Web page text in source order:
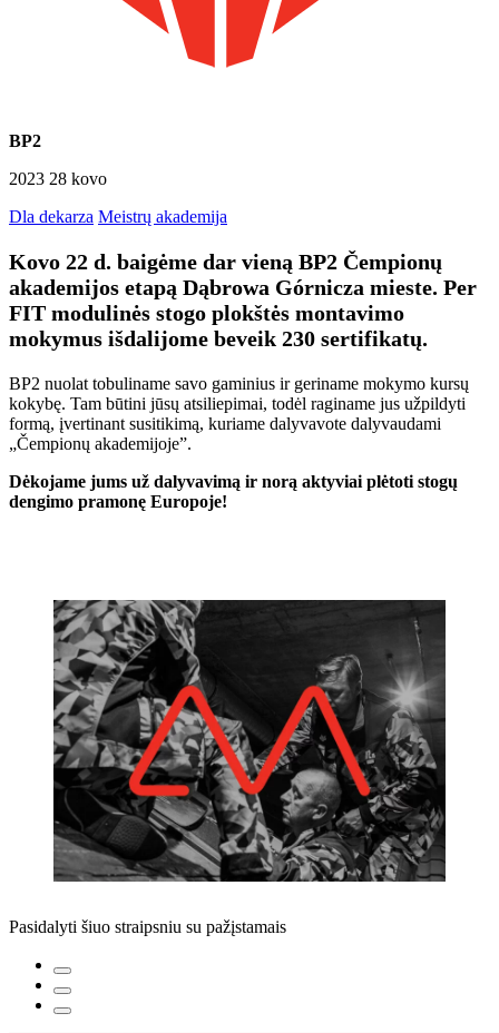
BP2
2023 28 kovo
Dla dekarza Meistrų akademija
Kovo 22 d. baigėme dar vieną BP2 Čempionų
akademijos etapą Dąbrowa Górnicza mieste. Per
FIT modulinės stogo plokštės montavimo
mokymus išdalijome beveik 230 sertifikatų.
BP2 nuolat tobuliname savo gaminius ir geriname mokymo kursų
kokybę. Tam būtini jūsų atsiliepimai, todėl raginame jus užpildyti
formą, įvertinant susitikimą, kuriame dalyvavote dalyvaudami
„Čempionų akademijoje”.
Dėkojame jums už dalyvavimą ir norą aktyviai plėtoti stogų
dengimo pramonę Europoje!
Pasidalyti šiuo straipsniu su pažįstamais